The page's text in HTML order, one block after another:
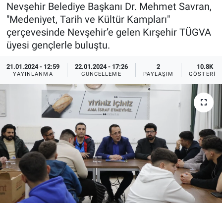
Nevşehir Belediye Başkanı Dr. Mehmet Savran,
"Medeniyet, Tarih ve Kültür Kampları"
çerçevesinde Nevşehir’e gelen Kırşehir TÜGVA
üyesi gençlerle buluştu.
21.01.2024 - 12:59
YAYINLANMA
22.01.2024 - 17:26
GÜNCELLEME
2
PAYLAŞIM
10.8K
GÖSTERIM
Sağlık
Yerel
Genel
Asayiş
İlan - Duyuru- Mesaj
Türkiye Gündemi
Sizden Gelenler
Yaşam
Sağlık
Eğitim
Kültür
3.Sayfa
İlan - Duyuru- Mesaj
Türkiye Gündemi
Sizden Gelenler